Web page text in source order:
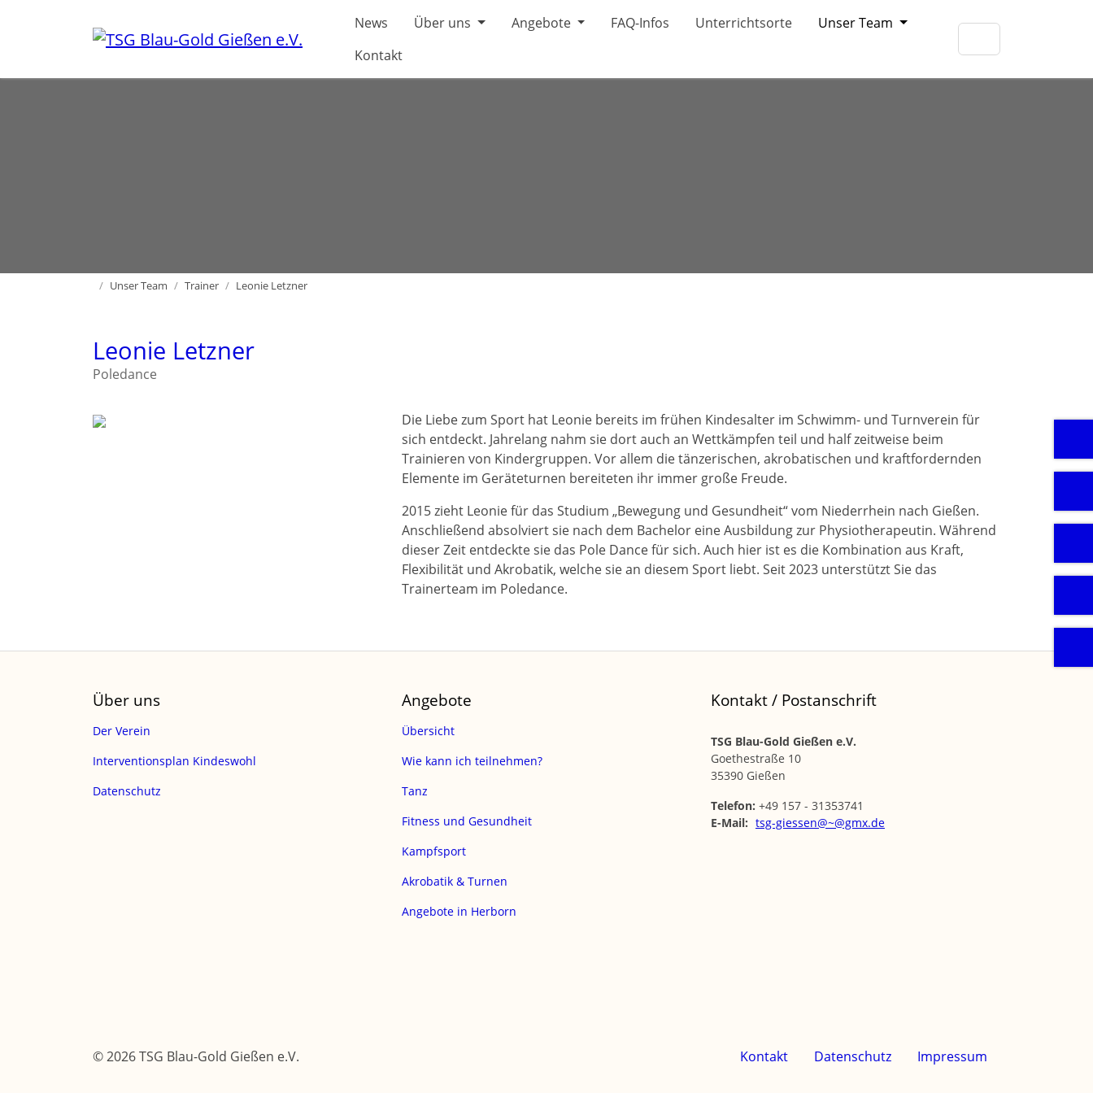
News Über uns Angebote FAQ-Infos Unterrichtsorte
Unser Team
Kontakt
HomeUnser Team Trainer Leonie Letzner
Leonie Letzner
Poledance
Die Liebe zum Sport hat Leonie bereits im frühen Kindesalter im Schwimm- und Turnverein für
sich entdeckt. Jahrelang nahm sie dort auch an Wettkämpfen teil und half zeitweise beim
Trainieren von Kindergruppen. Vor allem die tänzerischen, akrobatischen und kraftfordernden
Elemente im Geräteturnen bereiteten ihr immer große Freude.
2015 zieht Leonie für das Studium „Bewegung und Gesundheit“ vom Niederrhein nach Gießen.
Anschließend absolviert sie nach dem Bachelor eine Ausbildung zur Physiotherapeutin. Während
dieser Zeit entdeckte sie das Pole Dance für sich. Auch hier ist es die Kombination aus Kraft,
Flexibilität und Akrobatik, welche sie an diesem Sport liebt. Seit 2023 unterstützt Sie das
Trainerteam im Poledance.
Über uns
Der Verein
Interventionsplan Kindeswohl
Datenschutz
Angebote
Übersicht
Wie kann ich teilnehmen?
Tanz
Fitness und Gesundheit
Kampfsport
Akrobatik & Turnen
Angebote in Herborn
Kontakt / Postanschrift
TSG Blau-Gold Gießen e.V.
Goethestraße 10
35390 Gießen
Telefon: +49 157 - 31353741
E-Mail: tsg-giessen@~@gmx.de
© 2026 TSG Blau-Gold Gießen e.V. Kontakt Datenschutz Impressum